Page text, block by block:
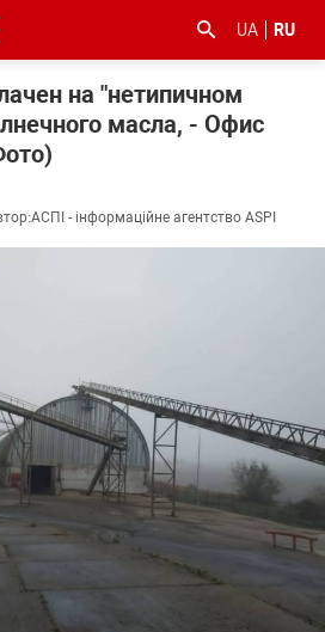
UA RU
на "нетипичном
масла, - Офис
АСПІ - інформаційне агентство ASPI